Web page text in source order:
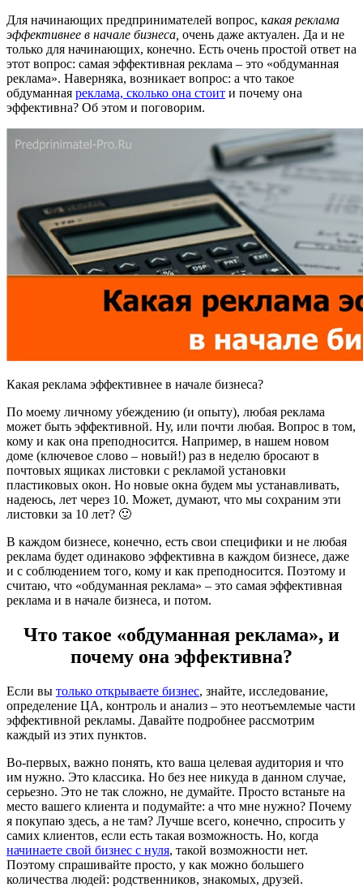
Для начинающих предпринимателей вопрос, какая реклама
эффективнее в начале бизнеса, очень даже актуален. Да и не
только для начинающих, конечно. Есть очень простой ответ на
этот вопрос: самая эффективная реклама – это «обдуманная
реклама». Наверняка, возникает вопрос: а что такое
обдуманная реклама, сколько она стоит и почему она
эффективна? Об этом и поговорим.
Какая реклама эффективнее в начале бизнеса?
По моему личному убеждению (и опыту), любая реклама
может быть эффективной. Ну, или почти любая. Вопрос в том,
кому и как она преподносится. Например, в нашем новом
доме (ключевое слово – новый!) раз в неделю бросают в
почтовых ящиках листовки с рекламой установки
пластиковых окон. Но новые окна будем мы устанавливать,
надеюсь, лет через 10. Может, думают, что мы сохраним эти
листовки за 10 лет? 🙂
В каждом бизнесе, конечно, есть свои специфики и не любая
реклама будет одинаково эффективна в каждом бизнесе, даже
и с соблюдением того, кому и как преподносится. Поэтому и
считаю, что «обдуманная реклама» – это самая эффективная
реклама и в начале бизнеса, и потом.
Что такое «обдуманная реклама», и
почему она эффективна?
Если вы только открываете бизнес, знайте, исследование,
определение ЦА, контроль и анализ – это неотъемлемые части
эффективной рекламы. Давайте подробнее рассмотрим
каждый из этих пунктов.
Во-первых, важно понять, кто ваша целевая аудитория и что
им нужно. Это классика. Но без нее никуда в данном случае,
серьезно. Это не так сложно, не думайте. Просто встаньте на
место вашего клиента и подумайте: а что мне нужно? Почему
я покупаю здесь, а не там? Лучше всего, конечно, спросить у
самих клиентов, если есть такая возможность. Но, когда
начинаете свой бизнес с нуля, такой возможности нет.
Поэтому спрашивайте просто, у как можно большего
количества людей: родственников, знакомых, друзей.